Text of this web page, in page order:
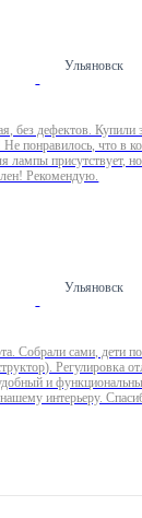
Ульяновск
без дефектов. Купили
Не понравилось, что в
лампы присутствует,
Рекомендую.
Ульяновск
Собрали сами, дети
Регулировка
и
интерьеру.